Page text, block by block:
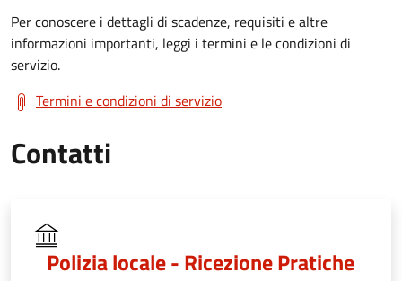
Per conoscere i dettagli di scadenze, requisiti e altre
informazioni importanti, leggi i termini e le condizioni di
servizio.
Termini e condizioni di servizio
Contatti
Polizia locale - Ricezione Pratiche